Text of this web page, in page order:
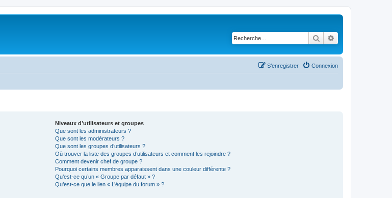
Rechercher
Connexion
S’enregistrer
Niveaux d’utilisateurs et groupes
Que sont les administrateurs ?
Que sont les modérateurs ?
Que sont les groupes d’utilisateurs ?
Où trouver la liste des groupes d’utilisateurs et comment les rejoindre ?
Comment devenir chef de groupe ?
Pourquoi certains membres apparaissent dans une couleur différente ?
Qu’est-ce qu’un « Groupe par défaut » ?
Qu’est-ce que le lien « L’équipe du forum » ?